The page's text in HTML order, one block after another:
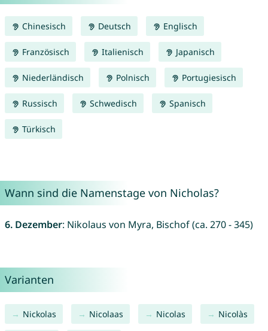
Chinesisch Deutsch Englisch
Französisch Italienisch Japanisch
Niederländisch Polnisch Portugiesisch
Russisch Schwedisch Spanisch
Türkisch
Wann sind die Namenstage von Nicholas?
6. Dezember: Nikolaus von Myra, Bischof (ca. 270 - 345)
Varianten
Nickolas Nicolaas Nicolas Nicolàs